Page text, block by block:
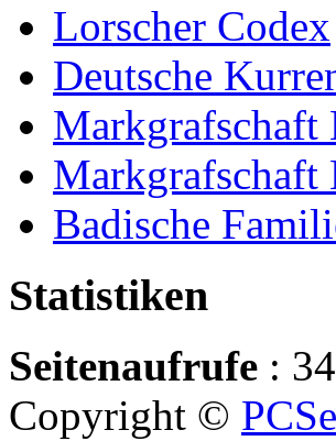
Lorscher Codex
Deutsche
Markgrafschaft
Markgrafschaft
Badische
Statistiken
Seitenaufrufe :
Copyright ©